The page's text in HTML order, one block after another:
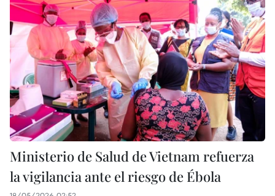
Ministerio de Salud de Vietnam refuerza
la vigilancia ante el riesgo de Ébola